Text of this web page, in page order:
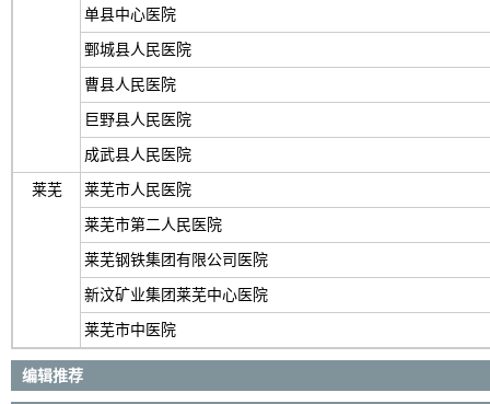
单县中心医院
鄄城县人民医院
曹县人民医院
巨野县人民医院
成武县人民医院
莱芜
莱芜市人民医院
莱芜市第二人民医院
莱芜钢铁集团有限公司医院
新汶矿业集团莱芜中心医院
莱芜市中医院
编辑推荐